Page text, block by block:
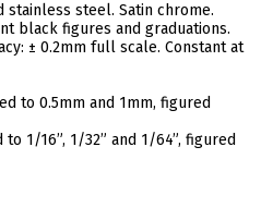
steel. Satin chrome.
black figures and graduations.
± 0.2mm full scale. Constant at
to 0.5mm and 1mm, figured
1/16”, 1/32” and 1/64”, figured